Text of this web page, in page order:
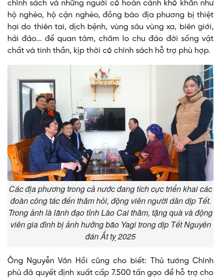
chính sách và những người có hoàn cảnh khó khăn như
hộ nghèo, hộ cận nghèo, đồng bào địa phương bị thiệt
hại do thiên tai, dịch bệnh, vùng sâu vùng xa, biên giới,
hải đảo... để quan tâm, chăm lo chu đáo đời sống vật
chất và tinh thần, kịp thời có chính sách hỗ trợ phù hợp.
Các địa phương trong cả nước đang tích cực triển khai các
đoàn công tác đến thăm hỏi, động viên người dân dịp Tết.
Trong ảnh là lãnh đạo tỉnh Lào Cai thăm, tặng quà và động
viên gia đình bị ảnh hưởng bão Yagi trong dịp Tết Nguyên
đán Ất tỵ 2025
Ông Nguyễn Văn Hồi cũng cho biết: Thủ tướng Chính
phủ đã quyết định xuất cấp 7.500 tấn gạo để hỗ trợ cho